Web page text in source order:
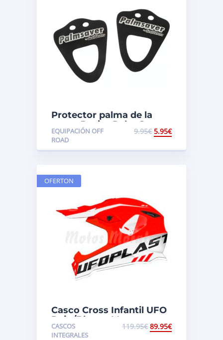
Protector palma de la
mano Junior Palm Savers
EQUIPACIÓN OFF
ROAD
9.95€ 5.95€
Casco Cross Infantil UFO
Rojo/Blanco Mate
CASCOS
INTEGRALES
119.95€ 89.95€
OFERTON